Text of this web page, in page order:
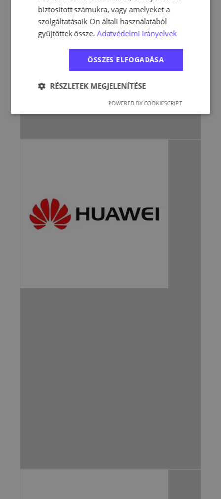
biztosított számukra, vagy amelyeket a
szolgáltatásaik Ön általi használatából
gyűjtöttek össze.Adatvédelmi irányelvek
ÖSSZES ELFOGADÁSA
RÉSZLETEK MEGJELENÍTÉSE
POWERED BY COOKIESCRIPT